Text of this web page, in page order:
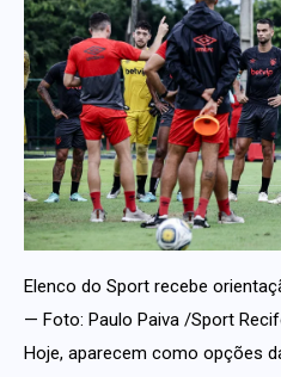
Elenco do Sport recebe
— Foto: Paulo Paiva /Sport
Hoje, aparecem como opções